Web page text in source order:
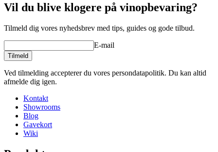
Vil du blive klogere på vinopbevaring?
Tilmeld dig vores nyhedsbrev med tips, guides og gode tilbud.
E-mail
Tilmeld
Ved tilmelding accepterer du vores persondatapolitik. Du kan altid
afmelde dig igen.
Kontakt
Showrooms
Blog
Gavekort
Wiki